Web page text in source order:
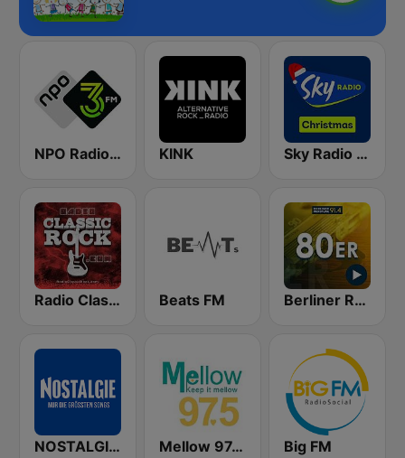
NPO Radio 3FM KINK Sky Radio Christmas
Radio Classic Rock Beats FM Berliner Rundfunk 80er
NOSTALGIE Radio Mellow 97.5 FM Big FM